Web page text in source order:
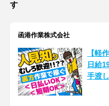
す
函港作業株式会社
【軽
日給
手渡